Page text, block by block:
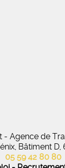
- Agence de
Bâtiment
05 59 42 80 80